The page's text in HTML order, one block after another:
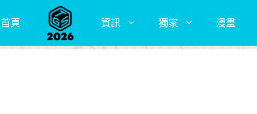
首頁 資訊 獨家 漫畫